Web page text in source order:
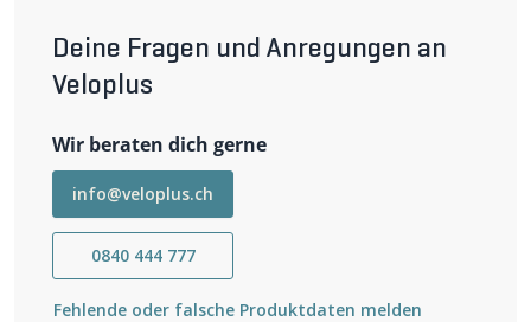
gekennzeichnet.
geschützt vor leichten Umwelteinflüssen.
Deine Fragen und Anregungen an
Veloplus
Wir beraten dich gerne
info@veloplus.ch
0840 444 777
Fehlende oder falsche Produktdaten melden